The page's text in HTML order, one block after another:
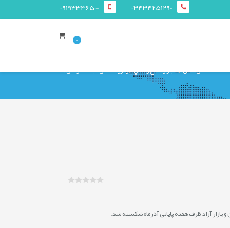
03434251290
09193346500
0
صفحه ی اصلی اخبار و اطلاع رساني رکوردشکنی قیمت فولادی ها
بازار آزاد ظرف هفته پایانی آذرماه شکسته شد.